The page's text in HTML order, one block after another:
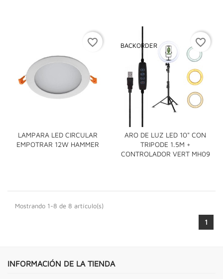
LAMPARA LED CIRCULAR
EMPOTRAR 12W HAMMER
favorite_border
ARO DE LUZ LED 10" CON
TRIPODE 1.5M +
CONTROLADOR VERT MH09
BACKORDER favorite_border
Mostrando 1-8 de 8 artículo(s)
1
INFORMACIÓN DE LA TIENDA